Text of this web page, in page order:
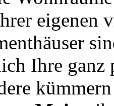
eigenen
Ihre ganz